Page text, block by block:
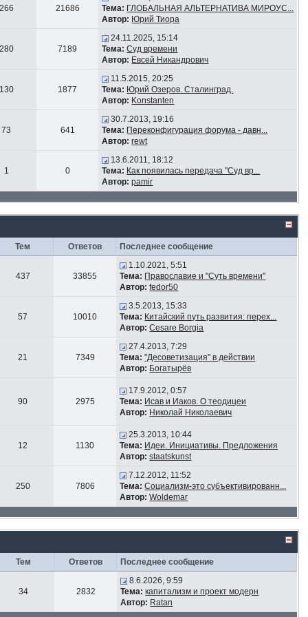
21686
Тема: ГЛОБАЛЬНАЯ АЛЬТЕРНАТИВА МИРОУС...
Автор: Юрий Тиора
7189
24.11.2025, 15:14
Тема: Суд времени
Автор: Евсей Никандрович
1877
11.5.2015, 20:25
Тема: Юрий Озеров. Сталинград.
Автор: Konstanten
73 641
30.7.2013, 19:16
Тема: Переконфигурация форума - давн...
Автор: rewt
1 0
13.6.2011, 18:12
Тема: Как появилась передача "Суд вр...
Автор: pamir
Тем Ответов Последнее сообщение
437 33855
1.10.2021, 5:51
Тема: Православие и "Суть времени"
Автор: fedor50
57 10010
3.5.2013, 15:33
Тема: Китайский путь развития: перех...
Автор: Cesare Borgia
21 7349
27.4.2013, 7:29
Тема: "Десоветизация" в действии
Автор: Богатырёв
90 2975
17.9.2012, 0:57
Тема: Исав и Иаков. О теодицеи
Автор: Николай Николаевич
12 1130
25.3.2013, 10:44
Тема: Идеи. Инициативы. Предложения
Автор: staatskunst
250 7806
7.12.2012, 11:52
Тема: Социализм-это субъективированн...
Автор: Woldemar
Тем Ответов Последнее сообщение
34 2832
8.6.2026, 9:59
Тема: капитализм и проект модерн
Автор: Ratan